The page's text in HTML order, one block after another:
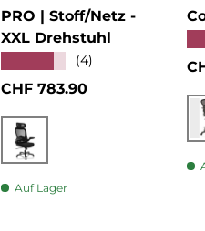
PRO | Stoff/Netz -
XXL Drehstuhl
(4)
Normaler Preis
CHF 783.90
Schwarz
Auf Lager